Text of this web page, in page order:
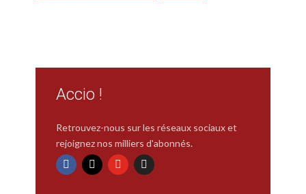
Accio !
Retrouvez-nous sur les réseaux sociaux et
rejoignez nos milliers d'abonnés.